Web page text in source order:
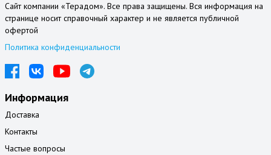
Сайт компании «Терадом». Все права защищены. Вся информация на
странице носит справочный характер и не является публичной
офертой
Политика конфиденциальности
Информация
Доставка
Контакты
Частые вопросы